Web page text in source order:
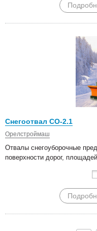
Снегоотвал СО-2.1
Орелстроймаш
Отвалы снегоуборочные
поверхности дорог,